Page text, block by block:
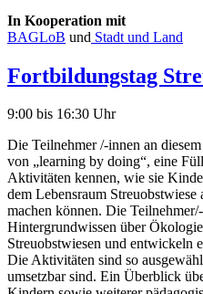
In Kooperation mit
BAGLoB und Stadt und Land
Fortbildungstag
9:00 bis 16:30 Uhr
Die Teilnehmer /-innen an
von „learning by doing“, eine
Aktivitäten kennen, wie sie
dem Lebensraum
machen können. Die
Hintergrundwissen über
Streuobstwiesen und entwickeln
Die Aktivitäten sind so
umsetzbar sind. Ein Überblick